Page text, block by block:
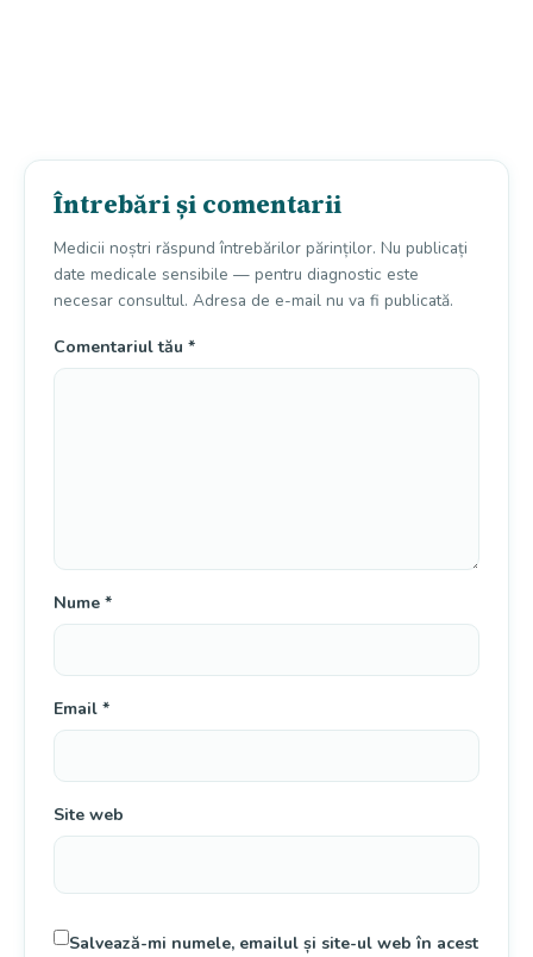
Întrebări și comentarii
Medicii noștri răspund întrebărilor părinților. Nu publicați
date medicale sensibile — pentru diagnostic este
necesar consultul. Adresa de e-mail nu va fi publicată.
Comentariul tău *
Nume *
Email *
Site web
Salvează-mi numele, emailul și site-ul web în acest